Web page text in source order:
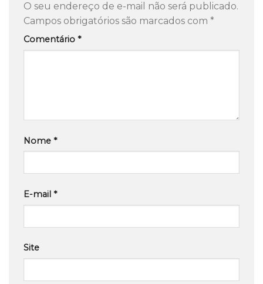
O seu endereço de e-mail não será publicado.
Campos obrigatórios são marcados com *
Comentário *
Nome *
E-mail *
Site